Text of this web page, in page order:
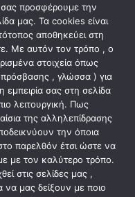
ΚΙΤΡΙΝΟΠΡΑΣΙΝΟ
προσφέρουμε την
μας. Τα cookies είναι
αποθηκεύει στη
Με αυτόν τον τρόπο , ο
στοιχεία όπως
πρόσβασης , γλώσσα ) για
εμπειρία σας στη σελίδα
λειτουργική. Πως
της αλληλεπίδρασης
την όποια
παρελθόν έτσι ώστε να
με τον καλύτερο τρόπο.
στις σελίδες μας ,
να μας δείξουν με ποιο